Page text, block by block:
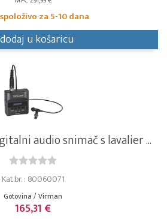
za 5-10 dana
dodaj u košaricu
audio snimač s lavalier ...
Kat.br. : 80060071
Gotovina / Virman
165,31 €